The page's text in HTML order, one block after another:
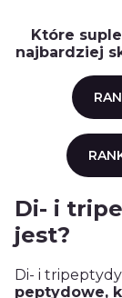
Które
najbardziej
Di- i
jest?
Di- i
peptydowe,